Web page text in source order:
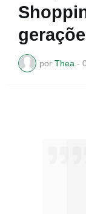
por Thea -